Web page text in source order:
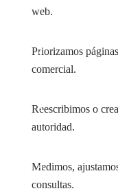
web.
Priorizamos
comercial.
Reescribimos o
autoridad.
Medimos,
consultas.